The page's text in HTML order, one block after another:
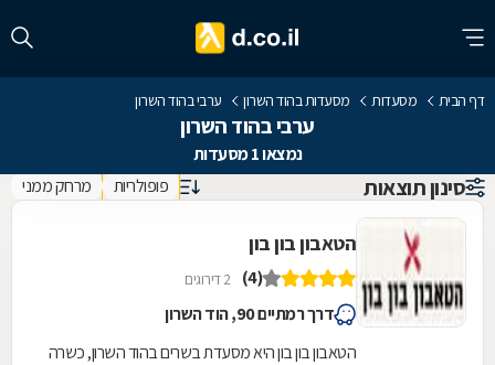
דף הבית מסעדות מסעדות בהוד השרון ערבי בהוד השרון
ערבי בהוד השרון
נמצאו 1 מסעדות
סינון תוצאות פופולריות מרחק ממני
הטאבון בון בון
(4) 2 דירוגים
דרך רמתיים 90, הוד השרון
הטאבון בון בון היא מסעדת בשרים בהוד השרון, כשרה